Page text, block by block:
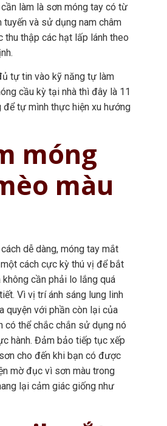
làm là sơn móng tay có từ
tuyến và sử dụng nam châm
thu thập các hạt lấp lánh theo
tự tin vào kỹ năng tự làm
cầu kỳ tại nhà thì đây là 11
để tự mình thực hiện xu hướng
móng
màu
dễ dàng, móng tay mắt
cách cực kỳ thú vị để bắt
không cần phải lo lắng quá
Vì vị trí ánh sáng lung linh
quyện với phần còn lại của
có thể chắc chắn sử dụng nó
hành. Đảm bảo tiếp tục xếp
cho đến khi bạn có được
mờ đục vì sơn màu trong
lại cảm giác giống như